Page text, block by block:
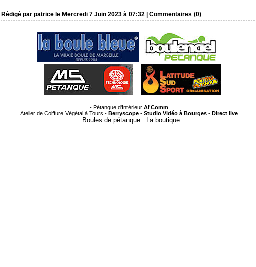
Rédigé par patrice le Mercredi 7 Juin 2023 à 07:32 Commentaires (0)
- Pétanque d'Intérieur Al'Comm
Atelier de Coiffure Végétal à Tours - Berryscope - Studio Vidéo à Bourges - Direct live
:: Boules de pétanque : La boutique